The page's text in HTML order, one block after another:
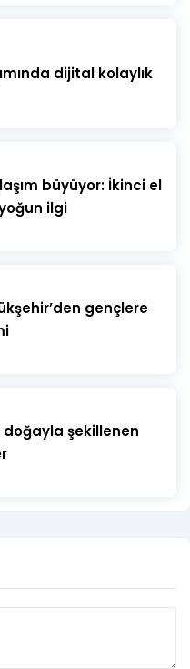
dijital kolaylık
büyüyor: İkinci el
ilgi
gençlere
doğayla şekillenen